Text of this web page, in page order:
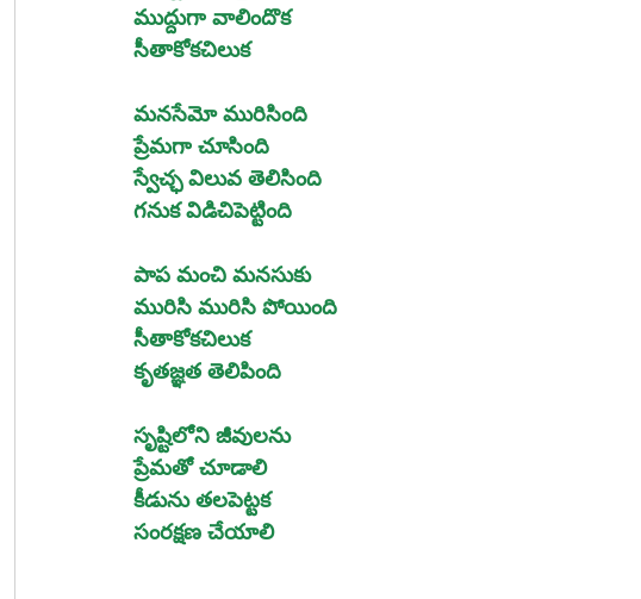
ముద్దుగా వాలిందొక
సీతాకోకచిలుక
మనసేమో మురిసింది
ప్రేమగా చూసింది
స్వేచ్ఛ విలువ తెలిసింది
గనుక విడిచిపెట్టింది
పాప మంచి మనసుకు
మురిసి మురిసి పోయింది
సీతాకోకచిలుక
కృతజ్ఞత తెలిపింది
సృష్టిలోని జీవులను
ప్రేమతో చూడాలి
కీడును తలపెట్టక
సంరక్షణ చేయాలి